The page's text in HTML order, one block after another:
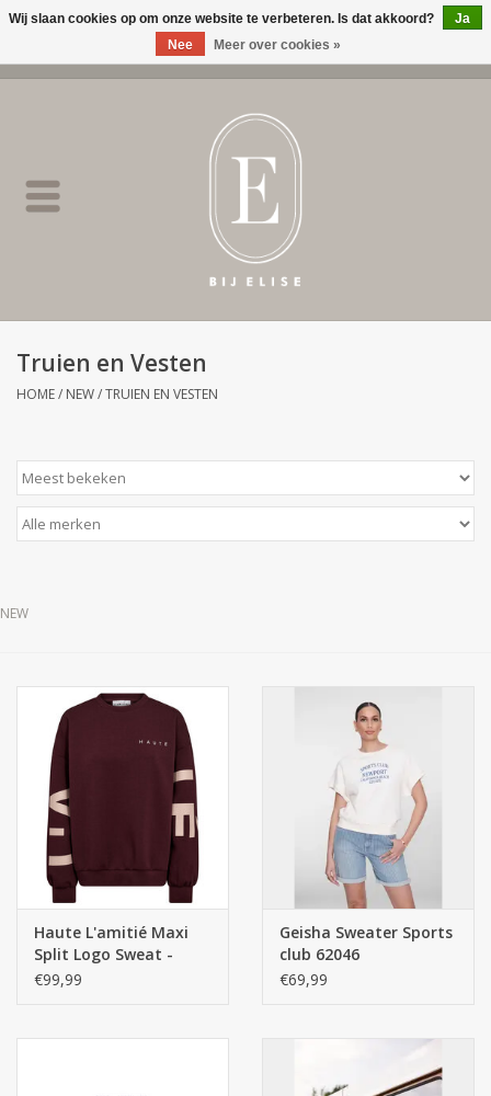
BIJ ELISE
SALE
Merken
Truien en Vesten
HOME/ NEW/TRUIEN EN VESTEN
NEW
Haute L'amitié Maxi
Split Logo Sweat -
Wine
€99,99
Geisha Sweater Sports
club 62046
€69,99
Wij slaan cookies op om onze website te verbeteren. Is dat akkoord?
Ja
Nee
Meer over cookies »